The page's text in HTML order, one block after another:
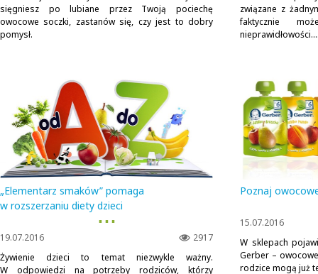
sięgniesz po lubiane przez Twoją pociechę
owocowe soczki, zastanów się, czy jest to dobry
pomysł.
związane z
faktycznie
„Elementarz smaków” pomaga
w rozszerzaniu diety dzieci
▪ ▪ ▪
2917
19.07.2016
Żywienie dzieci to temat niezwykle ważny.
W odpowiedzi na potrzeby rodziców, którzy
Poznaj
15.07.2016
W sklepach
Gerber –
rodzice mogą już